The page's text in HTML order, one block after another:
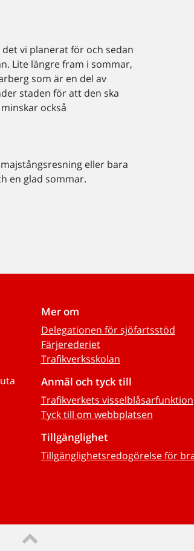
vi planerat för och sedan
Lite längre fram i sommar,
som är en del av
staden för att den ska
också
eller bara
en glad sommar.
Mer om
Delegationen för sjöfartsstöd
Färjerederiet
Trafikverksskolan
Anmäl och tyck till
Trafikverkets visselblåsarfunktion
Tyck till om webbplatsen
Tillgänglighet
Tillgänglighetsredogörelse för